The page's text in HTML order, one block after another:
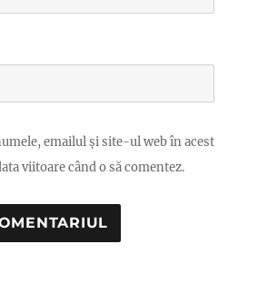
emailul și site-ul web în acest
viitoare când o să comentez.